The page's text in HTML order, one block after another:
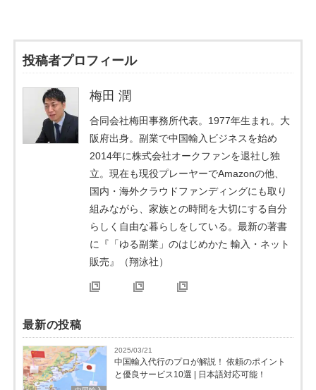
投稿者プロフィール
梅田 潤
合同会社梅田事務所代表。1977年生まれ。大
阪府出身。副業で中国輸入ビジネスを始め
2014年に株式会社オークファンを退社し独
立。現在も現役プレーヤーでAmazonの他、
国内・海外クラウドファンディングにも取り
組みながら、家族との時間を大切にする自分
らしく自由な暮らしをしている。最新の著書
に『「ゆる副業」のはじめかた 輸入・ネット
販売』（翔泳社）
最新の投稿
2025/03/21
中国輸入代行のプロが解説！ 依頼のポイント
と優良サービス10選 | 日本語対応可能！